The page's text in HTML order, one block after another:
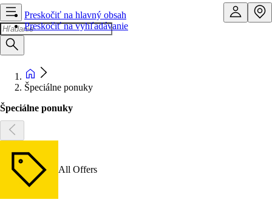
Preskočiť na hlavný obsah
Preskočiť na vyhľadávanie
Špeciálne ponuky
Špeciálne ponuky
All Offers